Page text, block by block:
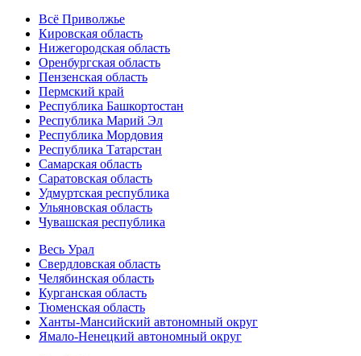
Всё Приволжье
Кировская область
Нижегородская область
Оренбургская область
Пензенская область
Пермский край
Республика Башкортостан
Республика Марий Эл
Республика Мордовия
Республика Татарстан
Самарская область
Саратовская область
Удмуртская республика
Ульяновская область
Чувашская республика
Весь Урал
Свердловская область
Челябинская область
Курганская область
Тюменская область
Ханты-Мансийский автономный округ
Ямало-Ненецкий автономный округ